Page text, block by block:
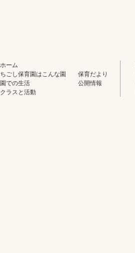
ホーム
ちごし保育園はこんな園
園での生活
クラスと活動
保育だより
公開情報